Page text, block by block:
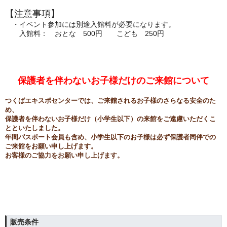
【注意事項】
・イベント参加には別途入館料が必要になります。
入館料： おとな 500円 こども 250円
保護者を伴わないお子様だけのご来館について
つくばエキスポセンターでは、ご来館されるお子様のさらなる安全のた
め、
保護者を伴わないお子様だけ（小学生以下）の来館をご遠慮いただくこ
とといたしました。
年間パスポート会員も含め、小学生以下のお子様は必ず保護者同伴での
ご来館をお願い申し上げます。
お客様のご協力をお願い申し上げます。
販売条件